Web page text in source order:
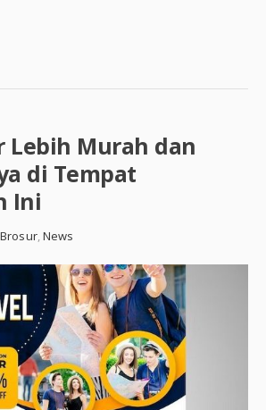
Lebih Murah dan
di Tempat
Ini
Brosur,News